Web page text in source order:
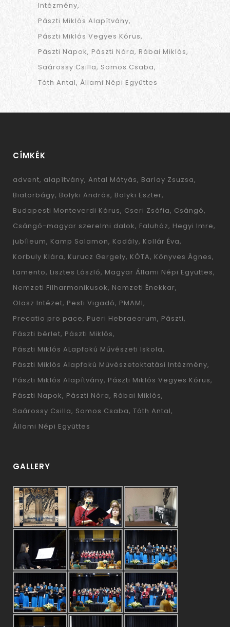
Intézmény
Pászti Miklós Alapítvány
Pászti Miklós Vegyes Kórus
Pászti Napok Pászti Nóra Rábai Miklós
Saárossy Csilla Somos Csaba
Tóth Antal Állami Népi Együttes
CÍMKÉK
advent alapítvány Antal Mátyás Barlay Zsuzsa
Biatorbágy Bolyki András Bolyki Eszter
Budapesti Monteverdi Kórus Cseri Zsófia Csángó
Csángó-magyar szerelmi dalok Faluház Hegyi Imre
jubíleum Kamp Salamon Kodály Kollár Éva
Korbuly Klára Kurucz Gergely KÓTA Könyves Ágnes
Lamento Lisztes László Magyar Állami Népi Együttes
Nemzeti Filharmonikusok Nemzeti Énekkar
Olasz Intézet Pesti Vigadó PMAMI
Precatio pro pace Pueri Hebraeorum Pászti
Pászti bérlet Pászti Miklós
Pászti Miklós ALapfokú Művészeti Iskola
Pászti Miklós Alapfokú Művészetoktatási Intézmény
Pászti Miklós Alapítvány Pászti Miklós Vegyes Kórus
Pászti Napok Pászti Nóra Rábai Miklós
Saárossy Csilla Somos Csaba Tóth Antal
Állami Népi Együttes
GALLERY